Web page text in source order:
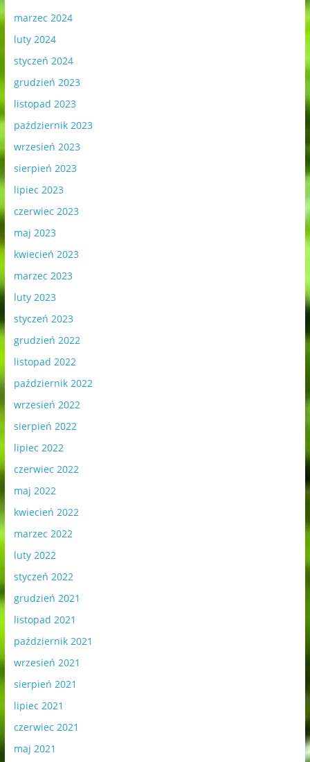
marzec 2024
luty 2024
styczeń 2024
grudzień 2023
listopad 2023
październik 2023
wrzesień 2023
sierpień 2023
lipiec 2023
czerwiec 2023
maj 2023
kwiecień 2023
marzec 2023
luty 2023
styczeń 2023
grudzień 2022
listopad 2022
październik 2022
wrzesień 2022
sierpień 2022
lipiec 2022
czerwiec 2022
maj 2022
kwiecień 2022
marzec 2022
luty 2022
styczeń 2022
grudzień 2021
listopad 2021
październik 2021
wrzesień 2021
sierpień 2021
lipiec 2021
czerwiec 2021
maj 2021